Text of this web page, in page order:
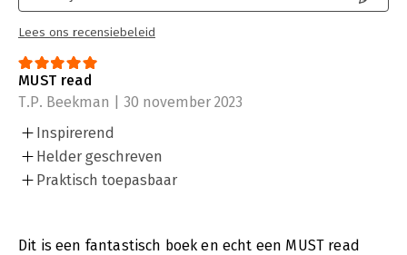
Lees ons recensiebeleid
MUST read
T.P. Beekman | 30 november 2023
Inspirerend
Helder geschreven
Praktisch toepasbaar
Dit is een fantastisch boek en echt een MUST read